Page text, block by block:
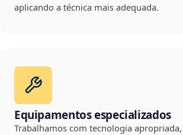
aplicando a técnica mais adequada.
Equipamentos especializados
Trabalhamos com tecnologia